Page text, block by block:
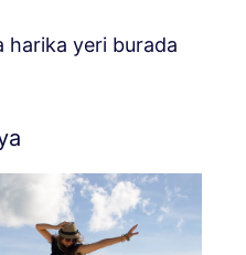
harika yeri burada